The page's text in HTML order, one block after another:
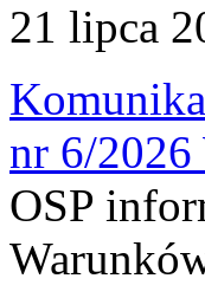
21 lipca
nr 6/2026
OSP